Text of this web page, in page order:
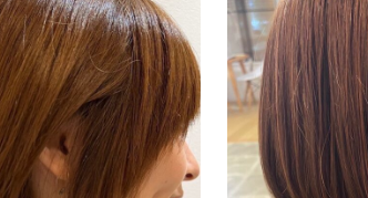
八女店 Salon